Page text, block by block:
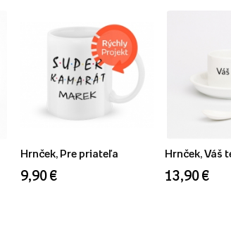
Hrnček, Pre priateľa
9,90 €
Hrnček, Váš
13,90 €